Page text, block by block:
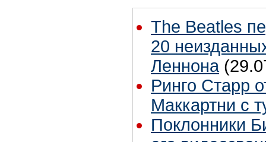
The Beatles
20
Леннона
Ринго Старр
Маккартни с
Поклонники